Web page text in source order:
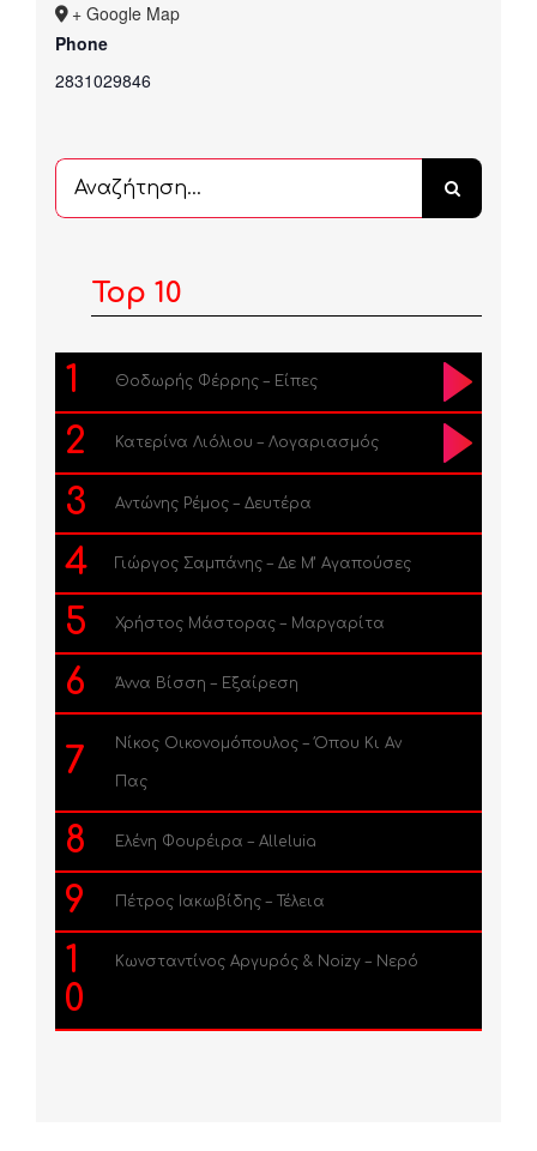
+ Google Map
Phone
2831029846
Αναζήτηση
...
Top 10
1 Θοδωρής Φέρρης – Είπες
2 Κατερίνα Λιόλιου – Λογαριασμός
3 Αντώνης Ρέμος – Δευτέρα
4 Γιώργος Σαμπάνης – Δε Μ’ Αγαπούσες
5 Χρήστος Μάστορας – Μαργαρίτα
6 Άννα Βίσση – Εξαίρεση
7 Νίκος Οικονομόπουλος – Όπου Κι Αν
Πας
8 Ελένη Φουρέιρα – Alleluia
9 Πέτρος Ιακωβίδης – Τέλεια
1
0
Κωνσταντίνος Αργυρός & Noizy – Νερό